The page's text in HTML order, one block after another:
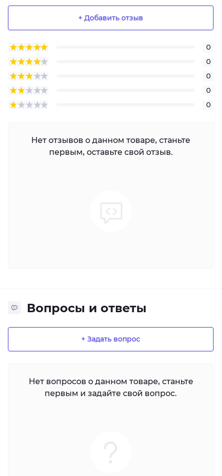
+ Добавить отзыв
0
0
0
0
0
Нет отзывов о данном товаре, станьте
первым, оставьте свой отзыв.
Вопросы и ответы
+ Задать вопрос
Нет вопросов о данном товаре, станьте
первым и задайте свой вопрос.